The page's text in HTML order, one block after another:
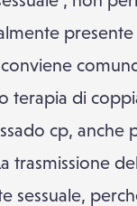
terapia di
cp, anche
trasmissione
sessuale,